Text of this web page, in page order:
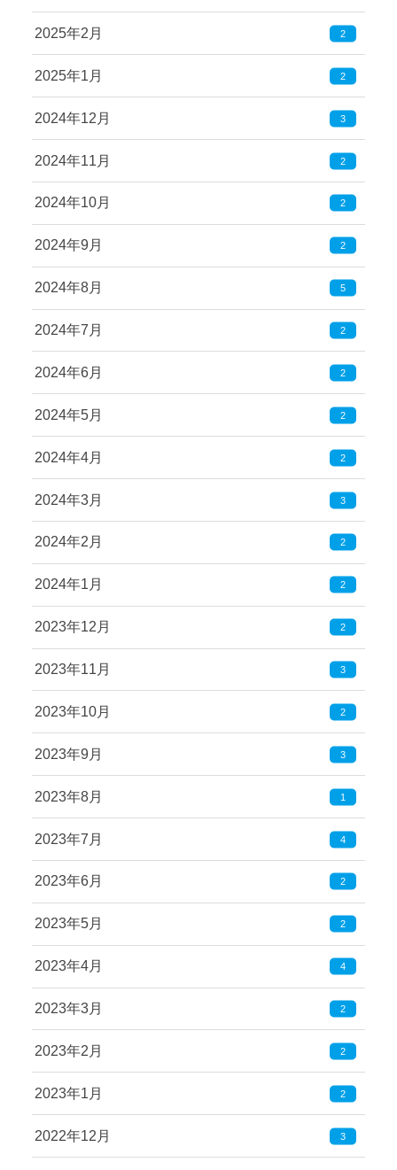
2025年2月 2
2025年1月 2
2024年12月 3
2024年11月 2
2024年10月 2
2024年9月 2
2024年8月 5
2024年7月 2
2024年6月 2
2024年5月 2
2024年4月 2
2024年3月 3
2024年2月 2
2024年1月 2
2023年12月 2
2023年11月 3
2023年10月 2
2023年9月 3
2023年8月 1
2023年7月 4
2023年6月 2
2023年5月 2
2023年4月 4
2023年3月 2
2023年2月 2
2023年1月 2
2022年12月 3